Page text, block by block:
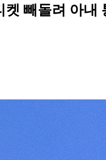
켓 빼돌려 아